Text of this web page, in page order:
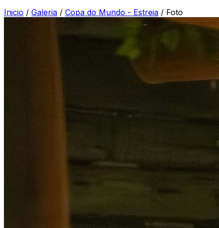
Inicio / Galeria / Copa do Mundo - Estreia / Foto